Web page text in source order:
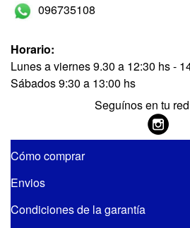
096735108
Horario:
Lunes a viernes 9.30 a 12:30 hs -
Sábados 9:30 a 13:00 hs
Seguínos en tu
Cómo comprar
Envios
Condiciones de la garantía